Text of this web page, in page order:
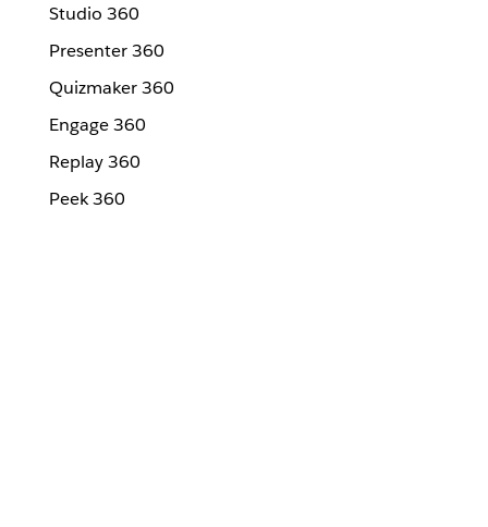
Studio 360
Presenter 360
Quizmaker 360
Engage 360
Replay 360
Peek 360